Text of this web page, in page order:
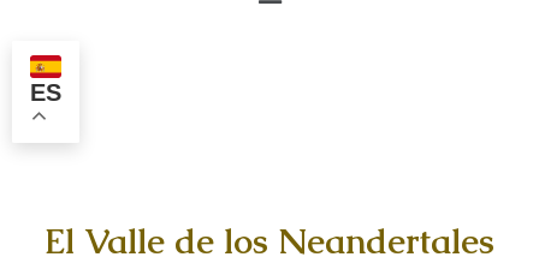
ES
El Valle de los Neandertales